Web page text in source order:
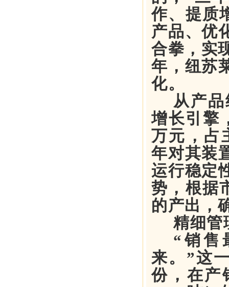
作、提质
产品、优
合拳，实
年， 纽苏
化。
从产
增长引擎
万元，占
年对其装
运行稳定
势，根据
的产出，
精细管
“销售
来。”这
份，在产